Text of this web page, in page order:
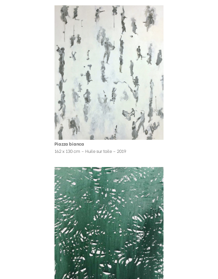
Piazza bianca
162 x 130 cm – Huile sur toile – 2019